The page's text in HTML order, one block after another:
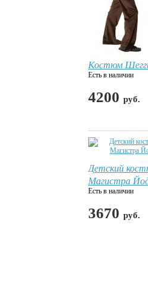
Костюм
Есть в наличии
4200 руб.
Детский
Магистра
Есть в наличии
3670 руб.